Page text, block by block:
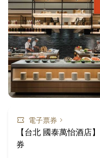
confirmation_number 電子票券 chevron_right
【台北 國泰萬怡酒店
券